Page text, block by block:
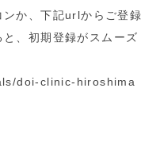
ンか、下記urlからご登録
、初期登録がスムーズ
doi-clinic-hiroshima